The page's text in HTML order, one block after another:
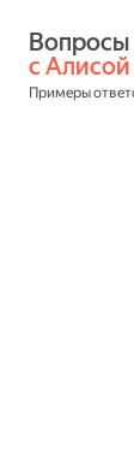
с Алисой
Примеры